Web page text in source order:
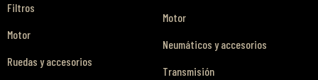
Filtros
Motor
Ruedas y accesorios
Motor
Neumáticos y accesorios
Transmisión